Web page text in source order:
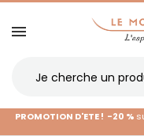
PROMOTION D'ETE ! -20 %